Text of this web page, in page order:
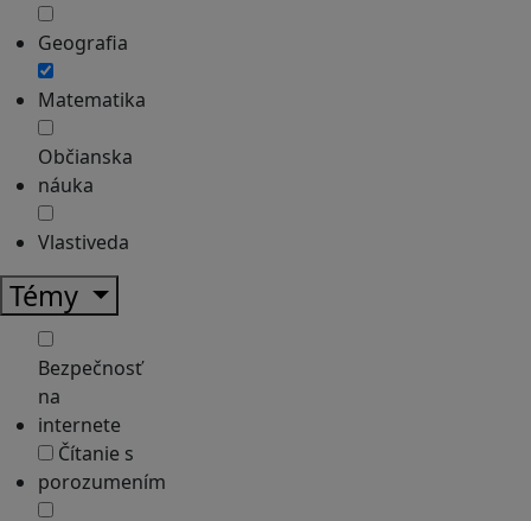
Geografia
Matematika
Občianska
náuka
Vlastiveda
Témy
Bezpečnosť
na
internete
Čítanie s
porozumením